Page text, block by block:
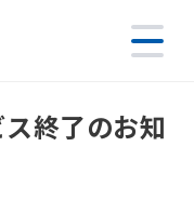
終了のお知